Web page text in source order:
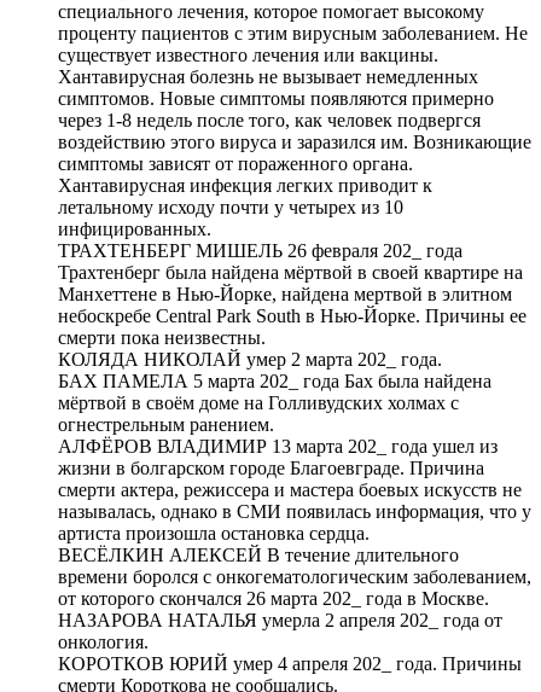
специального лечения, которое помогает высокому
проценту пациентов с этим вирусным заболеванием. Не
существует известного лечения или вакцины.
Хантавирусная болезнь не вызывает немедленных
симптомов. Новые симптомы появляются примерно
через 1-8 недель после того, как человек подвергся
воздействию этого вируса и заразился им. Возникающие
симптомы зависят от пораженного органа.
Хантавирусная инфекция легких приводит к
летальному исходу почти у четырех из 10
инфицированных.
ТРАХТЕНБЕРГ МИШЕЛЬ 26 февраля 202_ года
Трахтенберг была найдена мёртвой в своей квартире на
Манхеттене в Нью-Йорке, найдена мертвой в элитном
небоскребе Central Park South в Нью-Йорке. Причины ее
смерти пока неизвестны.
КОЛЯДА НИКОЛАЙ умер 2 марта 202_ года.
БАХ ПАМЕЛА 5 марта 202_ года Бах была найдена
мёртвой в своём доме на Голливудских холмах с
огнестрельным ранением.
АЛФЁРОВ ВЛАДИМИР 13 марта 202_ года ушел из
жизни в болгарском городе Благоевграде. Причина
смерти актера, режиссера и мастера боевых искусств не
называлась, однако в СМИ появилась информация, что у
артиста произошла остановка сердца.
ВЕСЁЛКИН АЛЕКСЕЙ В течение длительного
времени боролся с онкогематологическим заболеванием,
от которого скончался 26 марта 202_ года в Москве.
НАЗАРОВА НАТАЛЬЯ умерла 2 апреля 202_ года от
онкология.
КОРОТКОВ ЮРИЙ умер 4 апреля 202_ года. Причины
смерти Короткова не сообщались.